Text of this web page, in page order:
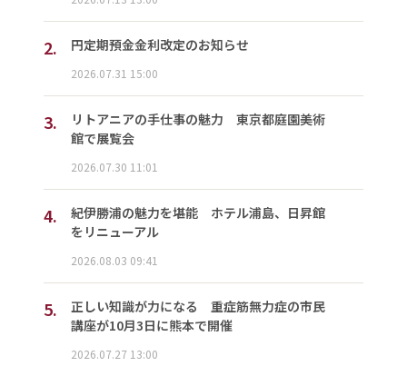
2. 円定期預金金利改定のお知らせ
2026.07.31 15:00
3.
リトアニアの手仕事の魅力 東京都庭園美術
館で展覧会
2026.07.30 11:01
4.
紀伊勝浦の魅力を堪能 ホテル浦島、日昇館
をリニューアル
2026.08.03 09:41
5.
正しい知識が力になる 重症筋無力症の市民
講座が10月3日に熊本で開催
2026.07.27 13:00